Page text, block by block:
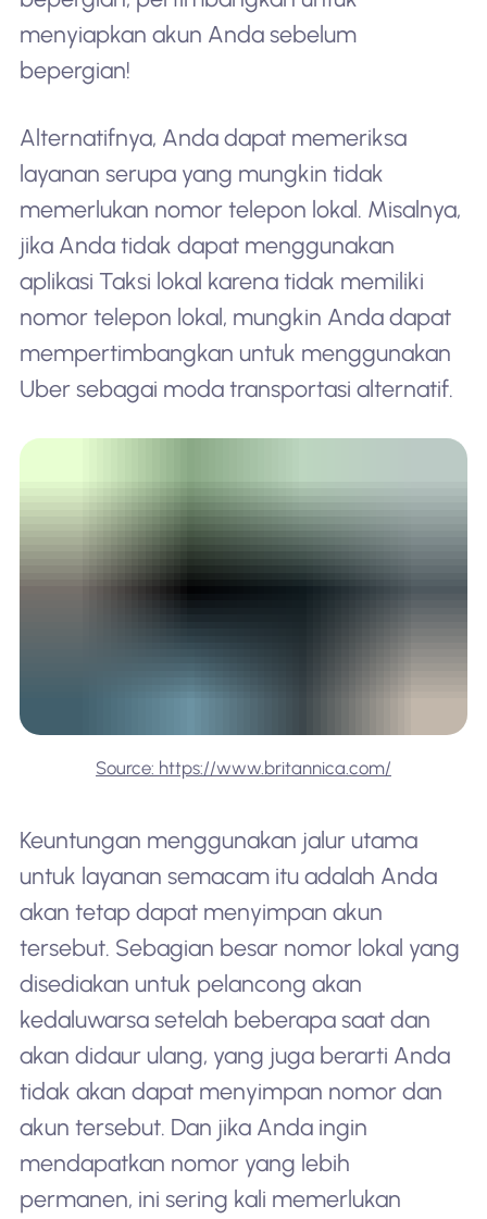
menyiapkan akun Anda sebelum
bepergian!
Alternatifnya, Anda dapat memeriksa
layanan serupa yang mungkin tidak
memerlukan nomor telepon lokal. Misalnya,
jika Anda tidak dapat menggunakan
aplikasi Taksi lokal karena tidak memiliki
nomor telepon lokal, mungkin Anda dapat
mempertimbangkan untuk menggunakan
Uber sebagai moda transportasi alternatif.
Source: https://www.britannica.com/
Keuntungan menggunakan jalur utama
untuk layanan semacam itu adalah Anda
akan tetap dapat menyimpan akun
tersebut. Sebagian besar nomor lokal yang
disediakan untuk pelancong akan
kedaluwarsa setelah beberapa saat dan
akan didaur ulang, yang juga berarti Anda
tidak akan dapat menyimpan nomor dan
akun tersebut. Dan jika Anda ingin
mendapatkan nomor yang lebih
permanen, ini sering kali memerlukan